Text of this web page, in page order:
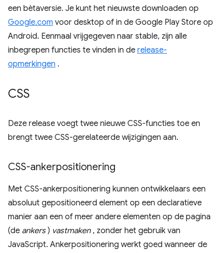
een bètaversie. Je kunt het nieuwste downloaden op
Google.com voor desktop of in de Google Play Store op
Android. Eenmaal vrijgegeven naar stable, zijn alle
inbegrepen functies te vinden in de release-
opmerkingen .
CSS
Deze release voegt twee nieuwe CSS-functies toe en
brengt twee CSS-gerelateerde wijzigingen aan.
CSS-ankerpositionering
Met CSS-ankerpositionering kunnen ontwikkelaars een
absoluut gepositioneerd element op een declaratieve
manier aan een of meer andere elementen op de pagina
(de ankers) vastmaken, zonder het gebruik van
JavaScript. Ankerpositionering werkt goed wanneer de